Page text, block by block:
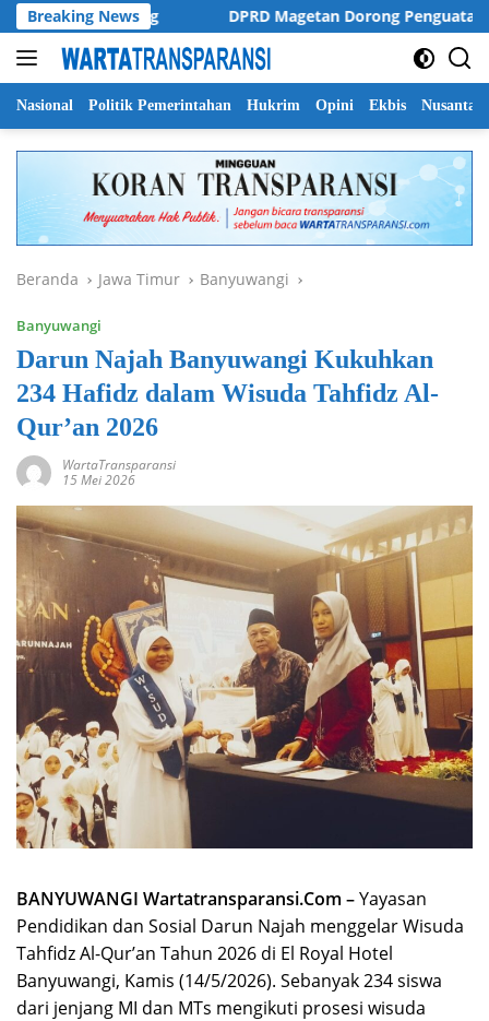
Langsung
ke
konten
Breaking News
di Malang DPRD Magetan Dorong Penguatan
Nasional Politik Pemerintahan Hukrim Opini Ekbis Nusantara
Beranda Jawa Timur Banyuwangi
Banyuwangi
Darun Najah Banyuwangi Kukuhkan
234 Hafidz dalam Wisuda Tahfidz Al-
Qur’an 2026
WartaTransparansi
15 Mei 2026
BANYUWANGI Wartatransparansi.Com –Yayasan
Pendidikan dan Sosial Darun Najah menggelar Wisuda
Tahfidz Al-Qur’an Tahun 2026 di El Royal Hotel
Banyuwangi, Kamis (14/5/2026). Sebanyak 234 siswa
dari jenjang MI dan MTs mengikuti prosesi wisuda